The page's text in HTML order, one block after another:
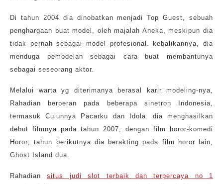
Di tahun 2004 dia dinobatkan menjadi Top Guest, sebuah
penghargaan buat model, oleh majalah Aneka, meskipun dia
tidak pernah sebagai model profesional. kebalikannya, dia
menduga pemodelan sebagai cara buat membantunya
sebagai seseorang aktor.
Melalui warta yg diterimanya berasal karir modeling-nya,
Rahadian berperan pada beberapa sinetron Indonesia,
termasuk Culunnya Pacarku dan Idola. dia menghasilkan
debut filmnya pada tahun 2007, dengan film horor-komedi
Horor; tahun berikutnya dia berakting pada film horor lain,
Ghost Island dua.
Rahadiansitus judi slot terbaik dan terpercaya no 1